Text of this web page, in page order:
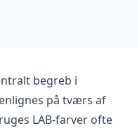
begreb i
på tværs af
LAB-farver ofte